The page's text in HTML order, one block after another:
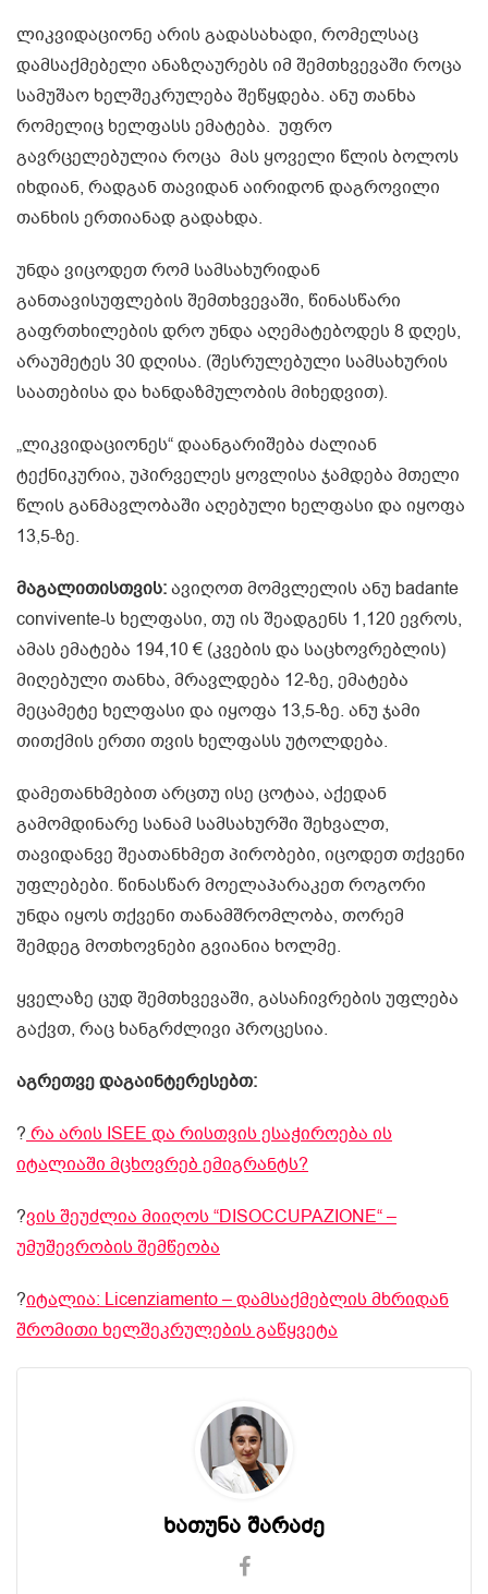
ლიკვიდაციონე არის გადასახადი, რომელსაც
დამსაქმებელი ანაზღაურებს იმ შემთხვევაში როცა
სამუშაო ხელშეკრულება შეწყდება. ანუ თანხა
რომელიც ხელფასს ემატება. უფრო
გავრცელებულია როცა მას ყოველი წლის ბოლოს
იხდიან, რადგან თავიდან აირიდონ დაგროვილი
თანხის ერთიანად გადახდა.
უნდა ვიცოდეთ რომ სამსახურიდან
განთავისუფლების შემთხვევაში, წინასწარი
გაფრთხილების დრო უნდა აღემატებოდეს 8 დღეს,
არაუმეტეს 30 დღისა. (შესრულებული სამსახურის
საათებისა და ხანდაზმულობის მიხედვით).
„ლიკვიდაციონეს“ დაანგარიშება ძალიან
ტექნიკურია, უპირველეს ყოვლისა ჯამდება მთელი
წლის განმავლობაში აღებული ხელფასი და იყოფა
13,5-ზე.
მაგალითისთვის:ავიღოთ მომვლელის ანუ badante
convivente-ს ხელფასი, თუ ის შეადგენს 1,120 ევროს,
ამას ემატება 194,10 € (კვების და საცხოვრებლის)
მიღებული თანხა, მრავლდება 12-ზე, ემატება
მეცამეტე ხელფასი და იყოფა 13,5-ზე. ანუ ჯამი
თითქმის ერთი თვის ხელფასს უტოლდება.
დამეთანხმებით არცთუ ისე ცოტაა, აქედან
გამომდინარე სანამ სამსახურში შეხვალთ,
თავიდანვე შეათანხმეთ პირობები, იცოდეთ თქვენი
უფლებები. წინასწარ მოელაპარაკეთ როგორი
უნდა იყოს თქვენი თანამშრომლობა, თორემ
შემდეგ მოთხოვნები გვიანია ხოლმე.
ყველაზე ცუდ შემთხვევაში, გასაჩივრების უფლება
გაქვთ, რაც ხანგრძლივი პროცესია.
აგრეთვე დაგაინტერესებთ:
? რა არის ISEE და რისთვის ესაჭიროება ის
იტალიაში მცხოვრებ ემიგრანტს?
?ვის შეუძლია მიიღოს “DISOCCUPAZIONE“ –
უმუშევრობის შემწეობა
?იტალია: Licenziamento – დამსაქმებლის მხრიდან
შრომითი ხელშეკრულების გაწყვეტა
ხათუნა შარაძე